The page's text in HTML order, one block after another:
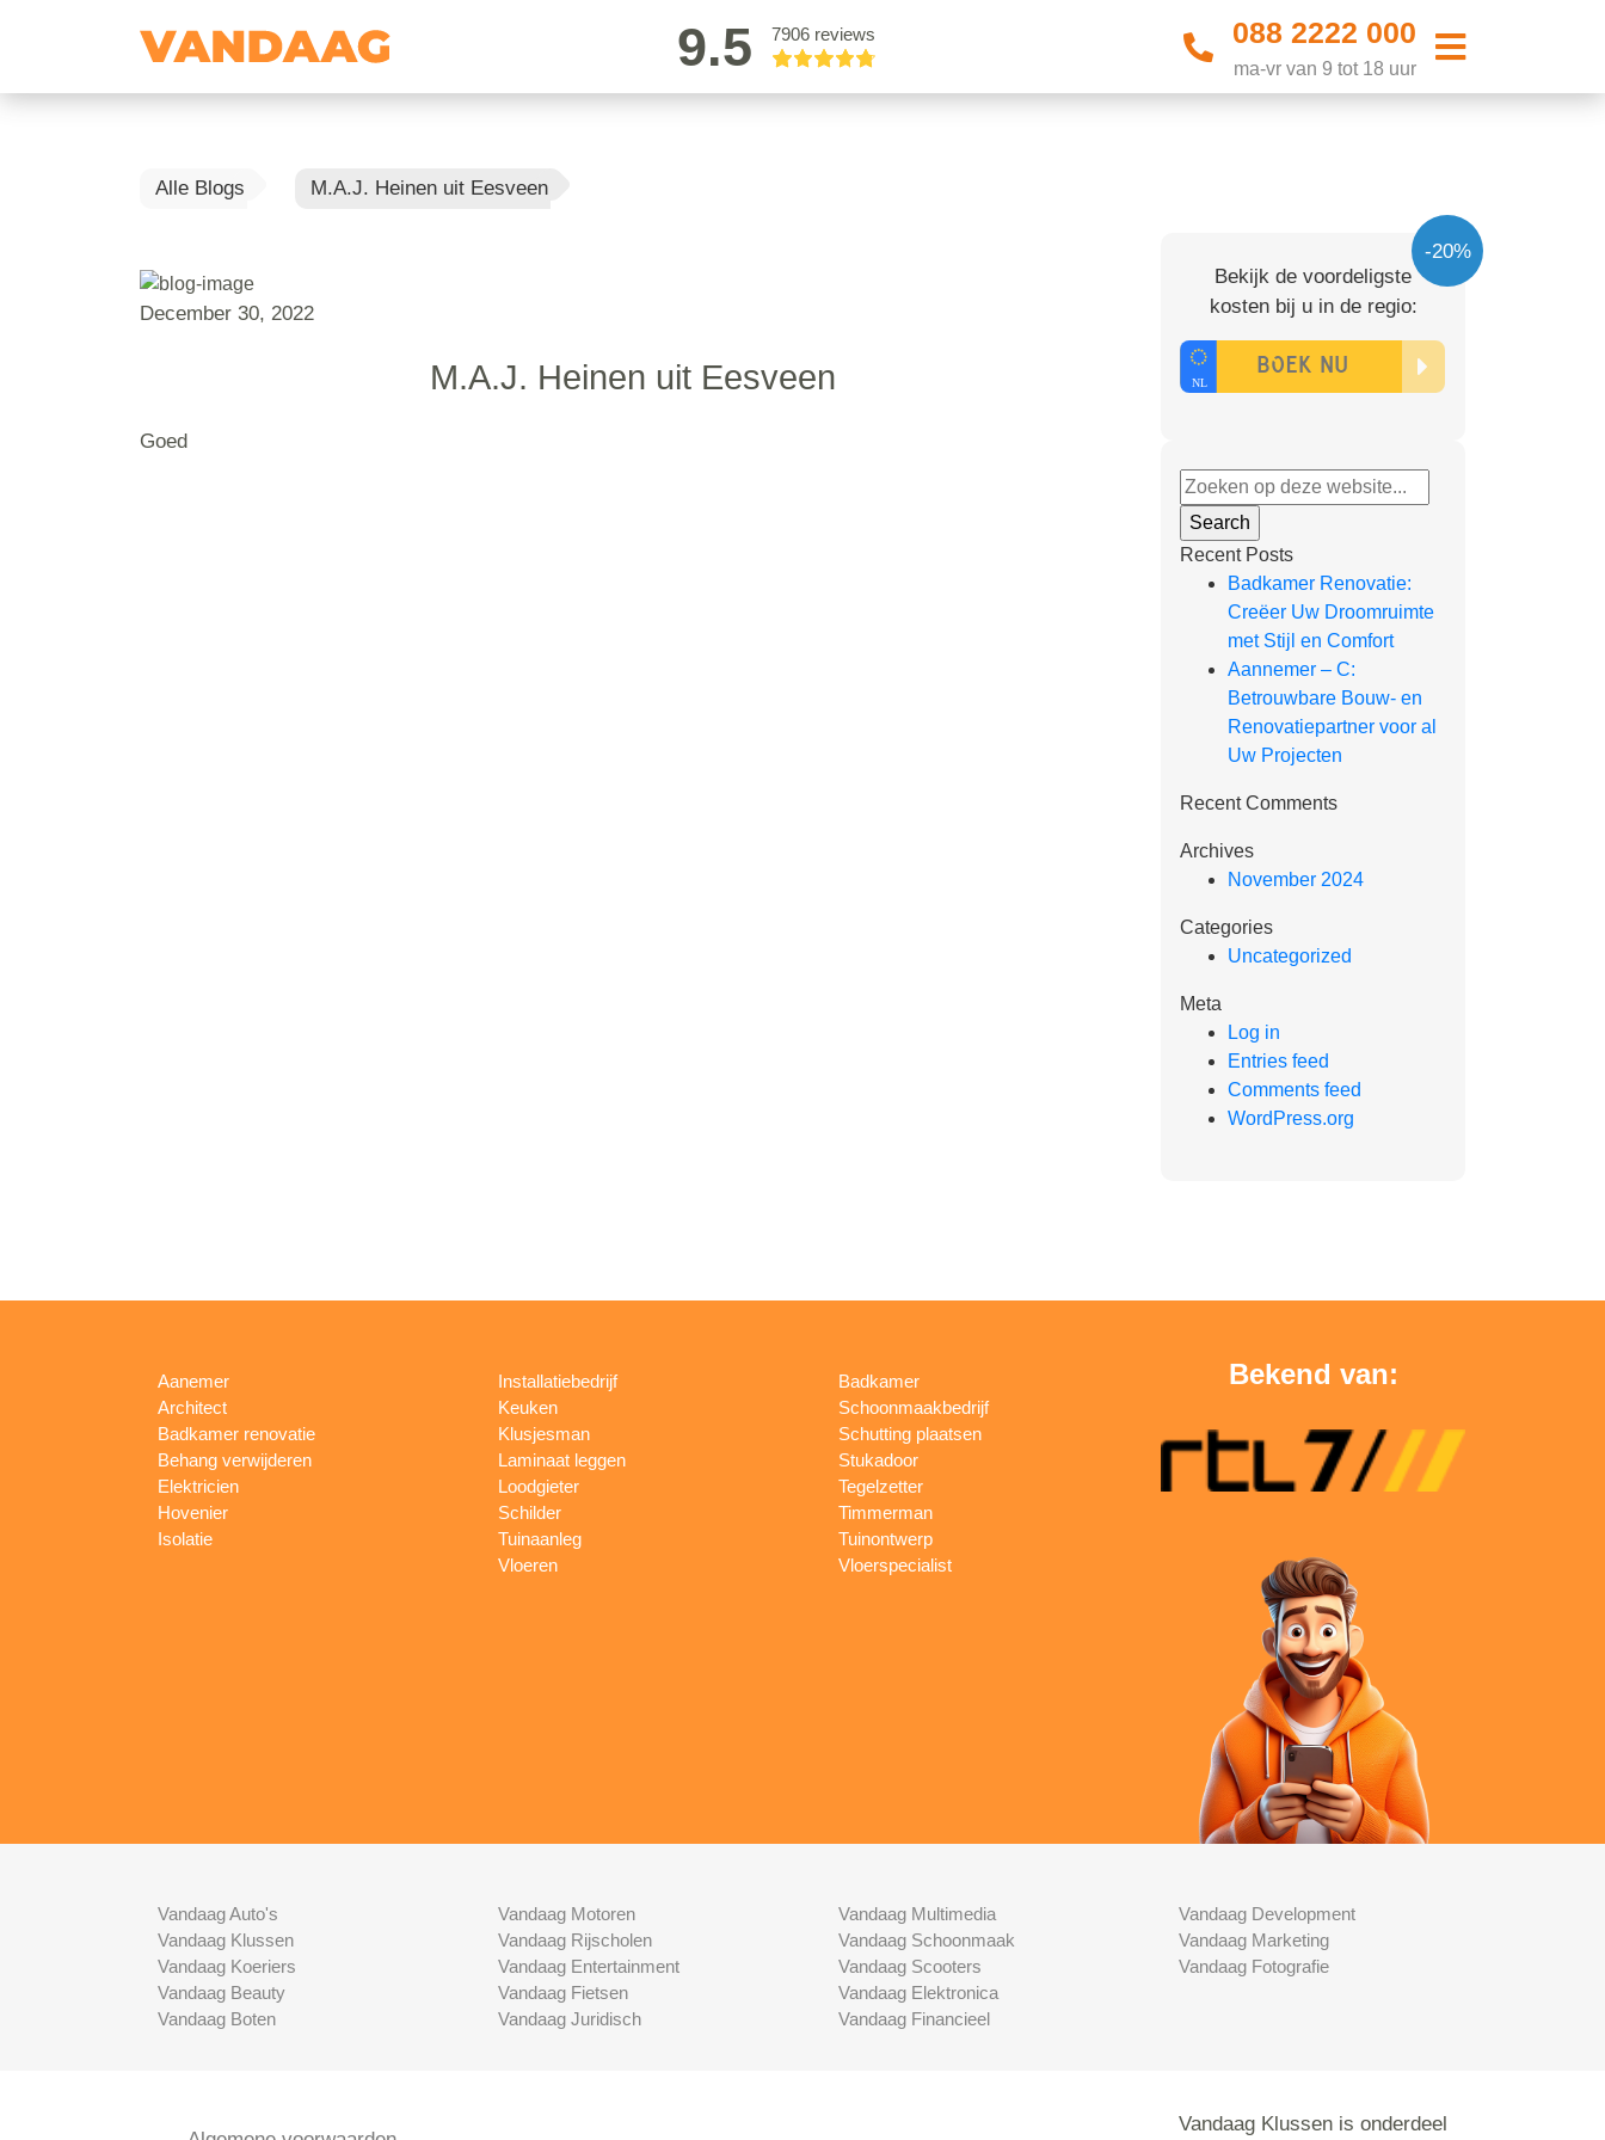
9.5 7906 reviews 088 2222 000
ma-vr van 9 tot 18 uur
Alle Blogs M.A.J. Heinen uit Eesveen
December 30, 2022
M.A.J. Heinen uit Eesveen
Goed
-20%
Bekijk de voordeligste
kosten bij u in de regio:
Recent Posts
Badkamer Renovatie:
Creëer Uw Droomruimte
met Stijl en Comfort
Aannemer – C:
Betrouwbare Bouw- en
Renovatiepartner voor al
Uw Projecten
Recent Comments
Archives
November 2024
Categories
Uncategorized
Meta
Log in
Entries feed
Comments feed
WordPress.org
Aanemer
Architect
Badkamer renovatie
Behang verwijderen
Elektricien
Hovenier
Isolatie
Installatiebedrijf
Keuken
Klusjesman
Laminaat leggen
Loodgieter
Schilder
Tuinaanleg
Vloeren
Badkamer
Schoonmaakbedrijf
Schutting plaatsen
Stukadoor
Tegelzetter
Timmerman
Tuinontwerp
Vloerspecialist
Bekend van:
Vandaag Auto's
Vandaag Klussen
Vandaag Koeriers
Vandaag Beauty
Vandaag Boten
Vandaag Motoren
Vandaag Rijscholen
Vandaag Entertainment
Vandaag Fietsen
Vandaag Juridisch
Vandaag Multimedia
Vandaag Schoonmaak
Vandaag Scooters
Vandaag Elektronica
Vandaag Financieel
Vandaag Development
Vandaag Marketing
Vandaag Fotografie
Vandaag Klussen is onderdeel